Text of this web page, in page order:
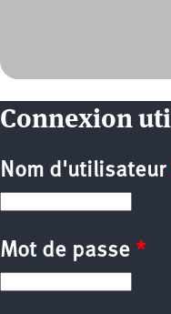
Connexion
Nom d'utilisateur
Mot de passe *